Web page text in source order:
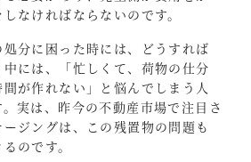
なければならないのです。
分に困った時には、どうすれば
には、「忙しくて、荷物の仕分
が作れない」と悩んでしまう人
実は、昨今の不動産市場で注目さ
ジングは、この残置物の問題も
のです。